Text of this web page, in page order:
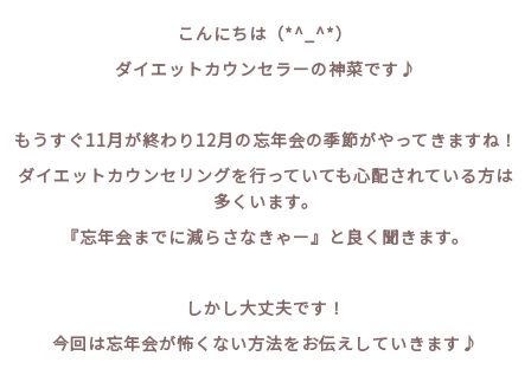
こんにちは（*^_^*）
ダイエットカウンセラーの神菜です♪
もうすぐ11月が終わり12月の忘年会の季節がやってきますね！
ダイエットカウンセリングを行っていても心配されている方は
多くいます。
『忘年会までに減らさなきゃー』と良く聞きます。
しかし大丈夫です！
今回は忘年会が怖くない方法をお伝えしていきます♪